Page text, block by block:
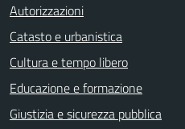
Autorizzazioni
Catasto e urbanistica
Cultura e tempo libero
Educazione e formazione
Giustizia e sicurezza pubblica